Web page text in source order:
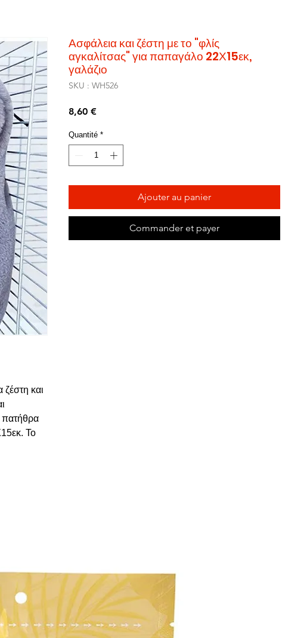
ζέστη και
πατήθρα
Το
Ασφάλεια και ζέστη με το "φλίς
αγκαλίτσας" για παπαγάλο 22Χ15εκ,
γαλάζιο
SKU : WH526
8,60 €Prix
Quantité *
Ajouter au panier
Commander et payer